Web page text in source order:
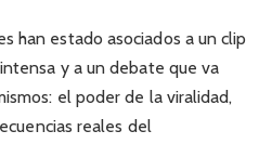
han estado asociados a un clip
y a un debate que va
el poder de la viralidad,
reales del